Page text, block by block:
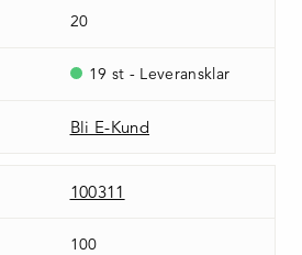
20
19 st - Leveransklar
Bli E-Kund
100311
100